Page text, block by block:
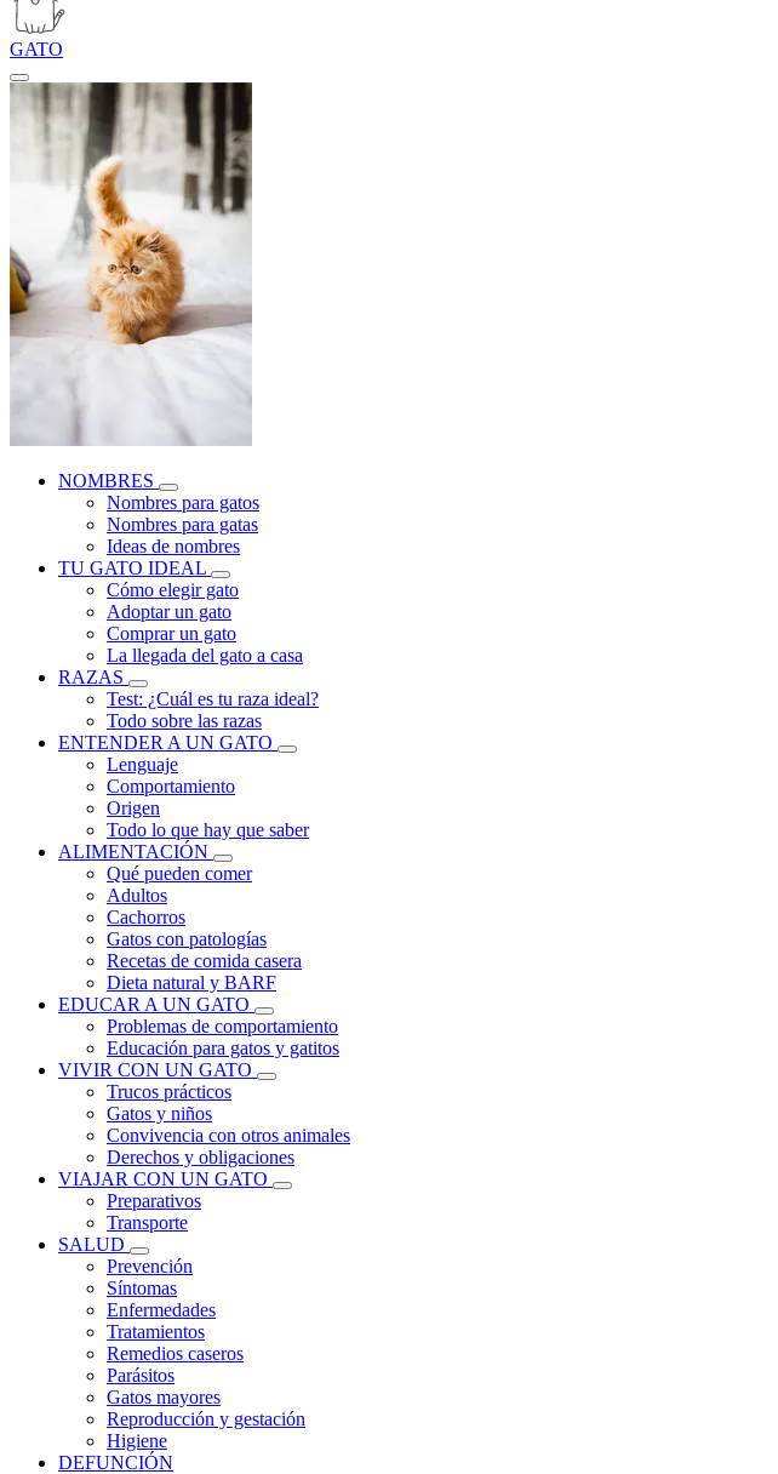
GATO
NOMBRES
Nombres para gatos
Nombres para gatas
Ideas de nombres
TU GATO IDEAL
Cómo elegir gato
Adoptar un gato
Comprar un gato
La llegada del gato a casa
RAZAS
Test: ¿Cuál es tu raza ideal?
Todo sobre las razas
ENTENDER A UN GATO
Lenguaje
Comportamiento
Origen
Todo lo que hay que saber
ALIMENTACIÓN
Qué pueden comer
Adultos
Cachorros
Gatos con patologías
Recetas de comida casera
Dieta natural y BARF
EDUCAR A UN GATO
Problemas de comportamiento
Educación para gatos y gatitos
VIVIR CON UN GATO
Trucos prácticos
Gatos y niños
Convivencia con otros animales
Derechos y obligaciones
VIAJAR CON UN GATO
Preparativos
Transporte
SALUD
Prevención
Síntomas
Enfermedades
Tratamientos
Remedios caseros
Parásitos
Gatos mayores
Reproducción y gestación
Higiene
DEFUNCIÓN